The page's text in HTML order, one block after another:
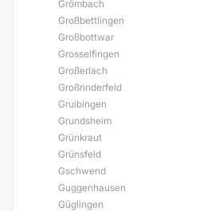
Grömbach
Großbettlingen
Großbottwar
Grosselfingen
Großerlach
Großrinderfeld
Gruibingen
Grundsheim
Grünkraut
Grünsfeld
Gschwend
Guggenhausen
Güglingen